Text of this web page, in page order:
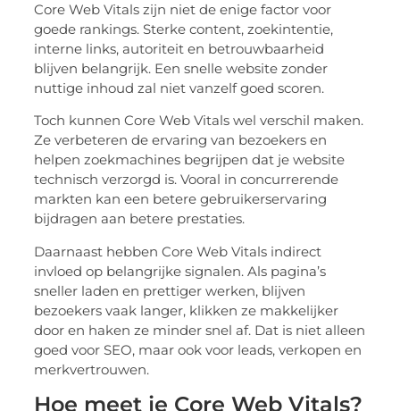
Core Web Vitals zijn niet de enige factor voor
goede rankings. Sterke content, zoekintentie,
interne links, autoriteit en betrouwbaarheid
blijven belangrijk. Een snelle website zonder
nuttige inhoud zal niet vanzelf goed scoren.
Toch kunnen Core Web Vitals wel verschil maken.
Ze verbeteren de ervaring van bezoekers en
helpen zoekmachines begrijpen dat je website
technisch verzorgd is. Vooral in concurrerende
markten kan een betere gebruikerservaring
bijdragen aan betere prestaties.
Daarnaast hebben Core Web Vitals indirect
invloed op belangrijke signalen. Als pagina’s
sneller laden en prettiger werken, blijven
bezoekers vaak langer, klikken ze makkelijker
door en haken ze minder snel af. Dat is niet alleen
goed voor SEO, maar ook voor leads, verkopen en
merkvertrouwen.
Hoe meet je Core Web Vitals?